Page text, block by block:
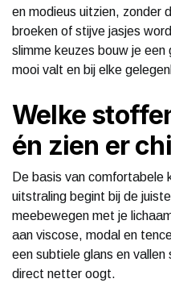
en modieus uitzien, zonder
broeken of stijve jasjes
slimme keuzes bouw je
mooi valt en bij elke
Welke
én zien er
De basis van comfortabele
uitstraling begint bij de
meebewegen met je
aan viscose, modal en
een subtiele glans en
direct netter oogt.